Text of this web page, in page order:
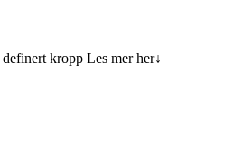
kropp Les mer her↓